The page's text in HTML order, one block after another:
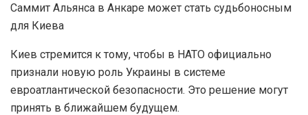
Саммит Альянса в Анкаре может стать судьбоносным
для Киева
Киев стремится к тому, чтобы в НАТО официально
признали новую роль Украины в системе
евроатлантической безопасности. Это решение могут
принять в ближайшем будущем.